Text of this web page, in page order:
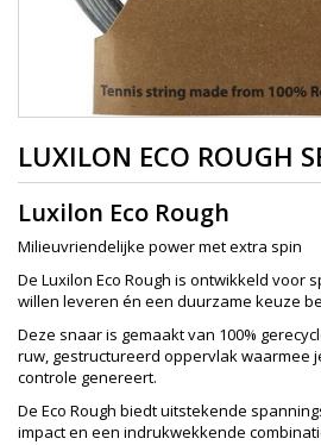
LUXILON ECO ROUGH
Luxilon Eco Rough
Milieuvriendelijke power met extra spin
De Luxilon Eco Rough is ontwikkeld voor
willen leveren én een duurzame keuze
Deze snaar is gemaakt van 100%
ruw, gestructureerd oppervlak waarmee
controle genereert.
De Eco Rough biedt uitstekende
impact en een indrukwekkende